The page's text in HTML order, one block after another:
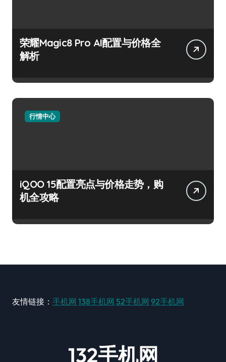
荣耀Magic8 Pro AI配置与价格全
解析
行情中心
iQOO 15配置亮点与价格走势，购
机全攻略
友情链接： 手机网 138手机网 52手机网 92手机网
132手机网